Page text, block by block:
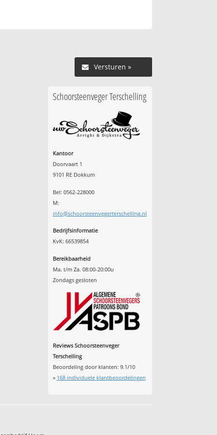
Versturen »
Schoorsteenveger Terschelling
Kantoor
Doorvaart 1
9101 RE Dokkum
Bel: 0562-228000
M:
info@schoorsteenvegerterschelling.nl
Bedrijfsinformatie
KvK: 66539854
Bereikbaarheid
Ma. t/m Za. 08:00-20:00u
Zondags gesloten
Reviews Schoorsteenveger
Terschelling
Beoordeling door klanten: 9.1/10
» 168individuele klantbeoordelingen